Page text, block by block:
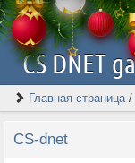
Главная страница/
CS-dnet